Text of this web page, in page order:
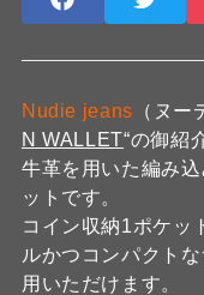
Nudie jeans （ヌ
N WALLET“の御紹
牛革を用いた編み
ットです。
コイン収納1ポケッ
ルかつコンパクト
用いただけます。